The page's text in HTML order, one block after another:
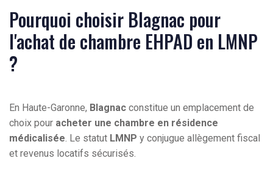
Pourquoi choisir Blagnac pour
l'achat de chambre EHPAD en LMNP
?
En Haute-Garonne, Blagnac constitue un emplacement de
choix pour acheter une chambre en résidence
médicalisée . Le statut LMNP y conjugue allègement fiscal
et revenus locatifs sécurisés.